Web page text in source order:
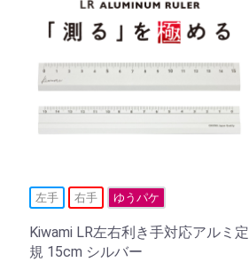
左手 右手 ゆうパケ
Kiwami LR左右利き手対応アルミ定
規 15cm シルバー